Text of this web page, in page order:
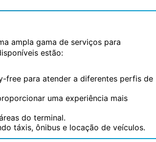
ampla gama de serviços para
estão:
free para atender a diferentes perfis de
uma experiência mais
do terminal.
táxis, ônibus e locação de veículos.